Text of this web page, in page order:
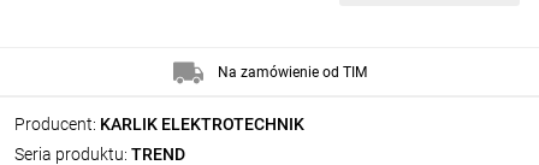
Producent: KARLIK ELEKTROTECHNIK
Seria produktu: TREND
Na zamówienie od TIM